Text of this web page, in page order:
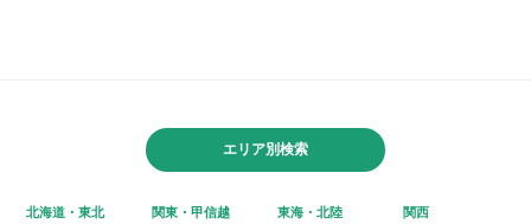
エリア別検索
北海道・東北 関東・甲信越 東海・北陸 関西